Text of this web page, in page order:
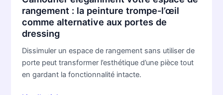
rangement : la peinture trompe-l’œil
comme alternative aux portes de
dressing
Dissimuler un espace de rangement sans utiliser de
porte peut transformer l’esthétique d’une pièce tout
en gardant la fonctionnalité intacte.
aux
portes
de
dressing